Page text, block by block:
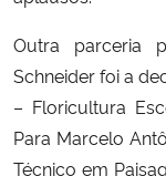
Outra parceria
Schneider foi a
– Floricultura
Para Marcelo
Técnico em